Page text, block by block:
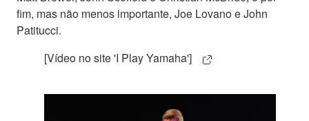
fim, mas não menos importante, Joe Lovano e John
Patitucci.
[Vídeo no site 'I Play Yamaha']